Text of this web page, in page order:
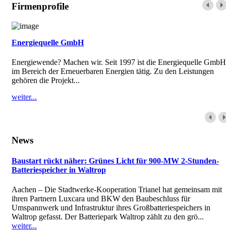
Firmenprofile
Energiequelle GmbH
Energiewende? Machen wir. Seit 1997 ist die Energiequelle GmbH
im Bereich der Erneuerbaren Energien tätig. Zu den Leistungen
gehören die Projekt...
weiter...
News
Baustart rückt näher: Grünes Licht für 900-MW 2-Stunden-
Batteriespeicher in Waltrop
Aachen – Die Stadtwerke-Kooperation Trianel hat gemeinsam mit
ihren Partnern Luxcara und BKW den Baubeschluss für
Umspannwerk und Infrastruktur ihres Großbatteriespeichers in
Waltrop gefasst. Der Batteriepark Waltrop zählt zu den grö...
weiter...